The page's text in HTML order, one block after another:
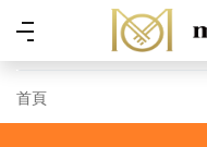
Skip to main content
功
首頁